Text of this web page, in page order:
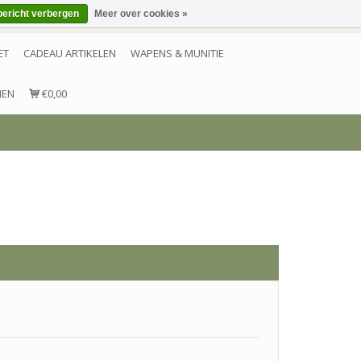
Inloggen Account aanmaken
CADEAU ARTIKELEN WAPENS & MUNITIE
€0,00
verbergen Meer over cookies »